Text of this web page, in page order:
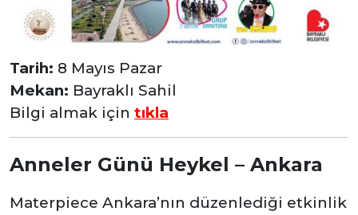
Tarih: 8 Mayıs Pazar
Mekan: Bayraklı Sahil
Bilgi almak için tıkla
Anneler Günü Heykel – Ankara
Materpiece Ankara’nın düzenlediği etkinlik